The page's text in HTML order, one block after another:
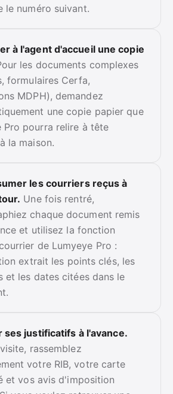
le numéro suivant.
à l'agent d'accueil une copie
les documents complexes
formulaires Cerfa,
MDPH), demandez
une copie papier que
Pro pourra relire à tête
la maison.
les courriers reçus à
Une fois rentré,
chaque document remis
et utilisez la fonction
de Lumyeye Pro :
extrait les points clés, les
et les dates citées dans le
ses justificatifs à l'avance.
rassemblez
votre RIB, votre carte
et vos avis d'imposition